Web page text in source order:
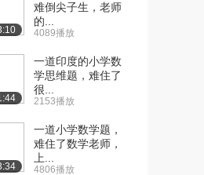
文第三章
12:47
文第三章
12:44
文第二节
09:35
难倒尖子生，老师
的...
4089播放
一道印度的小学数
学思维题，难住了
很...
2153播放
一道小学数学题，
难住了数学老师，
上...
4806播放